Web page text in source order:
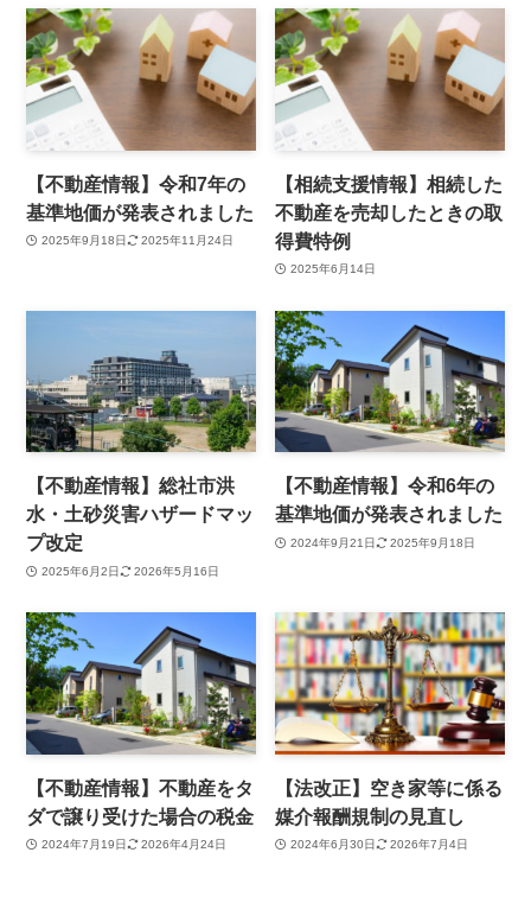
【不動産情報】令和7年の
基準地価が発表されました
2025年9月18日 2025年11月24日
【相続支援情報】相続した
不動産を売却したときの取
得費特例
2025年6月14日
【不動産情報】総社市洪
水・土砂災害ハザードマッ
プ改定
2025年6月2日 2026年5月16日
【不動産情報】令和6年の
基準地価が発表されました
2024年9月21日 2025年9月18日
【不動産情報】不動産をタ
ダで譲り受けた場合の税金
2024年7月19日 2026年4月24日
【法改正】空き家等に係る
媒介報酬規制の見直し
2024年6月30日 2026年7月4日